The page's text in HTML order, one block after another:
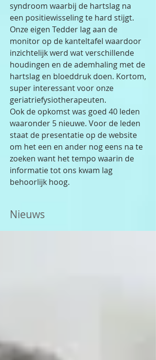
syndroom waarbij de hartslag na
een positiewisseling te hard stijgt.
Onze eigen Tedder lag aan de
monitor op de kanteltafel waardoor
inzichtelijk werd wat verschillende
houdingen en de ademhaling met de
hartslag en bloeddruk doen. Kortom,
super interessant voor onze
geriatriefysiotherapeuten.
Ook de opkomst was goed 40 leden
waaronder 5 nieuwe. Voor de leden
staat de presentatie op de website
om het een en ander nog eens na te
zoeken want het tempo waarin de
informatie tot ons kwam lag
behoorlijk hoog.
Nieuws